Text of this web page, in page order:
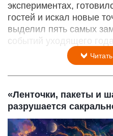
экспериментах,
гостей и искал новые
выделил пять самых
событий уходящего года.
«Ленточки, пакеты и
разрушается